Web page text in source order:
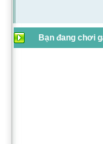
Bạn đang chơi